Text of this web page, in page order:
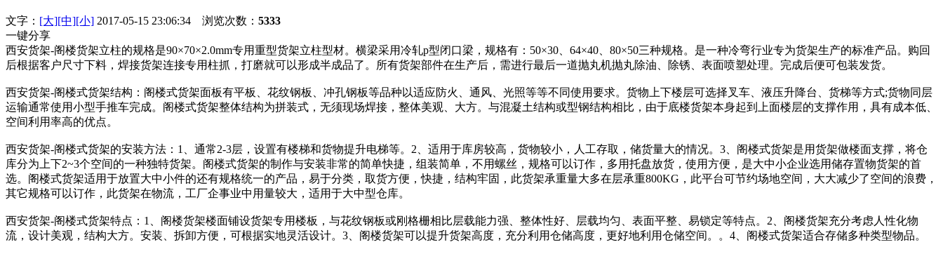
文字： [大][中][小] 2017-05-15 23:06:34 浏览次数： 5333
一键分享
西安货架-阁楼货架立柱的规格是90×70×2.0mm专用重型货架立柱型材。横梁采用冷轧p型闭口梁，规格有：50×30、64×40、80×50三种规格。是一种冷弯行业专为货架生产的标准产品。购回
后根据客户尺寸下料，焊接货架连接专用柱抓，打磨就可以形成半成品了。所有货架部件在生产后，需进行最后一道抛丸机抛丸除油、除锈、表面喷塑处理。完成后便可包装发货。
西安货架-阁楼式货架结构：阁楼式货架面板有平板、花纹钢板、冲孔钢板等品种以适应防火、通风、光照等等不同使用要求。货物上下楼层可选择叉车、液压升降台、货梯等方式;货物同层
运输通常使用小型手推车完成。阁楼式货架整体结构为拼装式，无须现场焊接，整体美观、大方。与混凝土结构或型钢结构相比，由于底楼货架本身起到上面楼层的支撑作用，具有成本低、
空间利用率高的优点。
西安货架-阁楼式货架的安装方法：1、通常2-3层，设置有楼梯和货物提升电梯等。2、适用于库房较高，货物较小，人工存取，储货量大的情况。3、阁楼式货架是用货架做楼面支撑，将仓
库分为上下2~3个空间的一种独特货架。阁楼式货架的制作与安装非常的简单快捷，组装简单，不用螺丝，规格可以订作，多用托盘放货，使用方便，是大中小企业选用储存置物货架的首
选。阁楼式货架适用于放置大中小件的还有规格统一的产品，易于分类，取货方便，快捷，结构牢固，此货架承重量大多在层承重800KG，此平台可节约场地空间，大大减少了空间的浪费，
其它规格可以订作，此货架在物流，工厂企事业中用量较大，适用于大中型仓库。
西安货架-阁楼式货架特点：1、阁楼货架楼面铺设货架专用楼板，与花纹钢板或刚格栅相比层载能力强、整体性好、层载均匀、表面平整、易锁定等特点。2、阁楼货架充分考虑人性化物
流，设计美观，结构大方。安装、拆卸方便，可根据实地灵活设计。3、阁楼货架可以提升货架高度，充分利用仓储高度，更好地利用仓储空间。。4、阁楼式货架适合存储多种类型物品。